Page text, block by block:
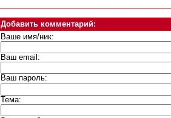
Добавить комментарий:
Ваше имя/ник:
Ваш email:
Ваш пароль:
Тема: